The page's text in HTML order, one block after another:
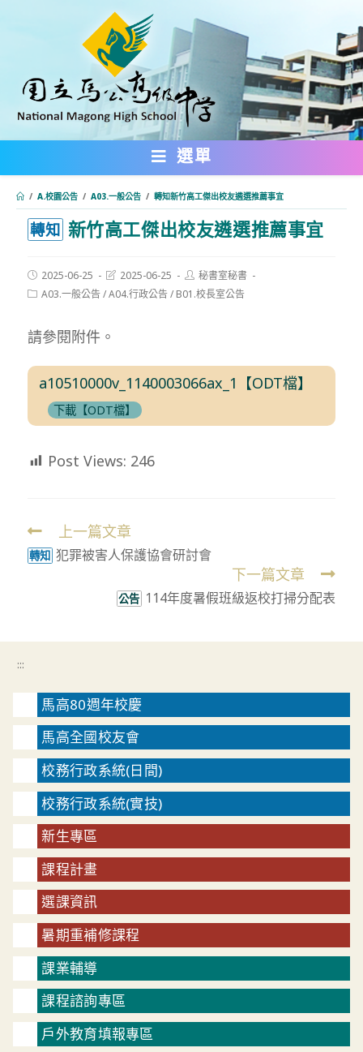
內
選單
/ A.校園公告 / A03.一般公告 / 轉知新竹高工傑出校友遴選推薦事宜
轉知 新竹高工傑出校友遴選推薦事宜
Post
published:
2025-06-25
Post
modified:
2025-06-25
Post
author:
秘書室秘書
PostA03.一般公告/A04.行政公告/ B01.校長室公告
請參閱附件。
a10510000v_1140003066ax_1【ODT檔】
下載【ODT檔】
Post Views: 246
Read
more
上一篇文章
轉知 犯罪被害人保護協會研討會
下一篇文章
公告 114年度暑假班級返校打掃分配表
:::
馬高80週年校慶
馬高全國校友會
校務行政系統(日間)
校務行政系統(實技)
新生專區
課程計畫
選課資訊
暑期重補修課程
課業輔導
課程諮詢專區
戶外教育填報專區